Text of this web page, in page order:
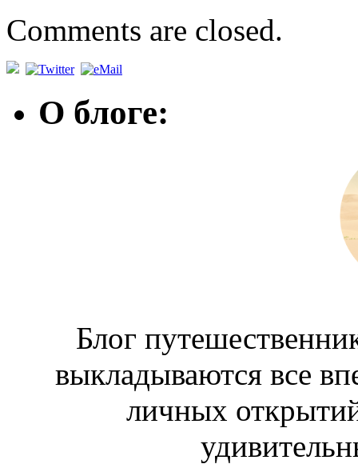
Comments are closed.
О блоге:
Блог
выкладываются все
личных